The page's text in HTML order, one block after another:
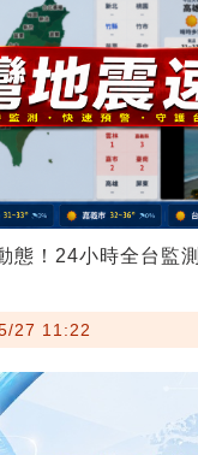
態！24小時全台監測
27 11:22